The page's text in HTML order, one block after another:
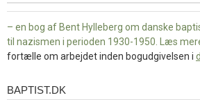
– en bog af Bent Hylleberg om danske
til nazismen i perioden 1930-1950. Læs
fortælle om arbejdet inden bogudgivelsen i
baptist.dk
BAPTIST.DK